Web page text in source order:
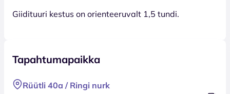
Giidituuri kestus on orienteeruvalt 1,5 tundi.
Tapahtumapaikka
Rüütli 40a / Ringi nurk